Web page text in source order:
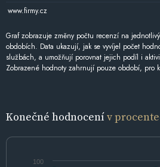
www.firmy.cz
Graf zobrazuje změny počtu recenzí na
obdobích. Data ukazují, jak se vyvíjel počet
službách, a umožňují porovnat jejich podíl i
Zobrazené hodnoty zahrnují pouze období, pro
Konečné hodnocenív
100